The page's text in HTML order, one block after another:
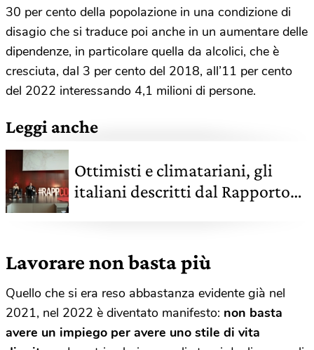
30 per cento della popolazione in una condizione di
disagio che si traduce poi anche in un aumentare delle
dipendenze, in particolare quella da alcolici, che è
cresciuta, dal 3 per cento del 2018, all’11 per cento
del 2022 interessando 4,1 milioni di persone.
Leggi anche
Ottimisti e climatariani, gli
italiani descritti dal Rapporto
Lavorare non basta più
Quello che si era reso abbastanza evidente già nel
2021, nel 2022 è diventato manifesto: non basta
avere un impiego per avere uno stile di vita